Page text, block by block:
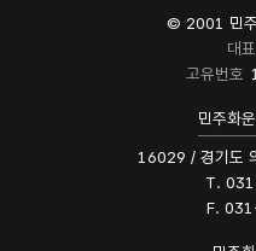
© 2001 민주
대
고유번호
민주화
16029 / 경기도
T.
F.